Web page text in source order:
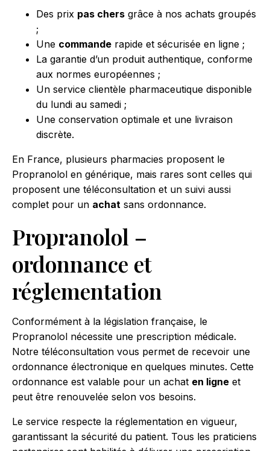
Des prix pas chers grâce à nos achats groupés
;
Une commande rapide et sécurisée en ligne ;
La garantie d’un produit authentique, conforme
aux normes européennes ;
Un service clientèle pharmaceutique disponible
du lundi au samedi ;
Une conservation optimale et une livraison
discrète.
En France, plusieurs pharmacies proposent le
Propranolol en générique, mais rares sont celles qui
proposent une téléconsultation et un suivi aussi
complet pour un achat sans ordonnance.
Propranolol –
ordonnance et
réglementation
Conformément à la législation française, le
Propranolol nécessite une prescription médicale.
Notre téléconsultation vous permet de recevoir une
ordonnance électronique en quelques minutes. Cette
ordonnance est valable pour un achat en ligne et
peut être renouvelée selon vos besoins.
Le service respecte la réglementation en vigueur,
garantissant la sécurité du patient. Tous les praticiens